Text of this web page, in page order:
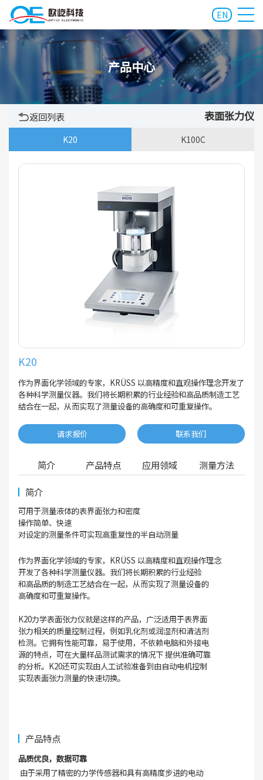
EN
产品中心
表面张力仪
返回列表
K20 K100C
K20
作为界面化学领域的专家，KRÜSS 以高精度和直观操作理念开发了
各种科学测量仪器。我们将长期积累的行业经验和高品质制造工艺
结合在一起，从而实现了测量设备的高确度和可重复操作。
请求报价 联系我们
简介 产品特点 应用领域 测量方法
简介
可用于测量液体的表界面张力和密度
操作简单、快速
对设定的测量条件可实现高重复性的半自动测量
作为界面化学领域的专家，KRÜSS 以高精度和直观操作理念
开发了各种科学测量仪器。我们将长期积累的行业经验
和高品质的制造工艺结合在一起，从而实现了测量设备的
高确度和可重复操作。
K20力学表面张力仪就是这样的产品，广泛适用于表界面
张力相关的质量控制过程，例如乳化剂或润湿剂和清洁剂
检测。它拥有性能可靠，易于使用，不依赖电脑和外接电
源的特点，可在大量样品测试需求的情况下 提供准确可靠
的分析。K20还可实现由人工试验准备到由自动电机控制
实现表面张力测量的快速切换。
产品特点
品质优良，数据可靠
由于采用了精密的力学传感器和具有高精度步进的电动